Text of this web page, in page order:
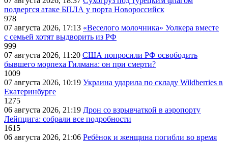
подвергся атаке БПЛА у порта Новороссийск
978
07 августа 2026, 17:13 «Веселого молочника» Уолкера вместе
с семьей хотят выдворить из РФ
999
07 августа 2026, 11:20 США попросили РФ освободить
бывшего морпеха Гилмана: он при смерти?
1009
07 августа 2026, 10:19 Украина ударила по складу Wildberries в
Екатеринбурге
1275
06 августа 2026, 21:19 Дрон со взрывчаткой в аэропорту
Лейпцига: собрали все подробности
1615
06 августа 2026, 21:06 Ребёнок и женщина погибли во время